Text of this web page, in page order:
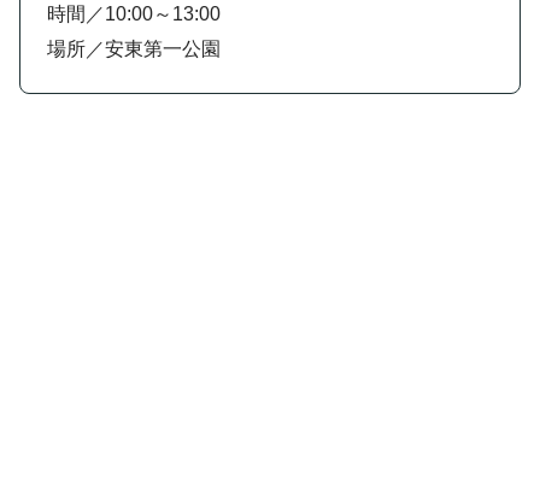
時間／10:00～13:00
場所／安東第一公園